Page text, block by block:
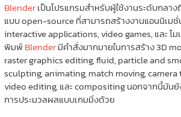
Blenderเป็นโปรแกรมสำหรับผู้ใช้งานระดับกลา
แบบ open-source ที่สามารถสร้างงานแอนนิเมชั่
interactive applications, video games, และ โม
พิมพ์ Blenderมีคำสั่งมากมายในการสร้าง 3D
raster graphics editing, fluid, particle and
sculpting, animating, match moving, camera
video editing, และ compositing นอกจากนี้มันยั
การประมวลผลแบบเกมมิ่งด้วย